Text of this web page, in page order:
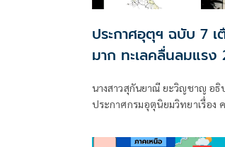
ประกาศอุตุฯ ฉบับ 7
มาก ทะเลคลื่นลมแรง
นางสาวสุกันยาณี ยะวิญชาญ อ
ประกาศกรมอุตุนิยมวิทยาเรื่อง
หนักมากบริเวณประเทศไทย